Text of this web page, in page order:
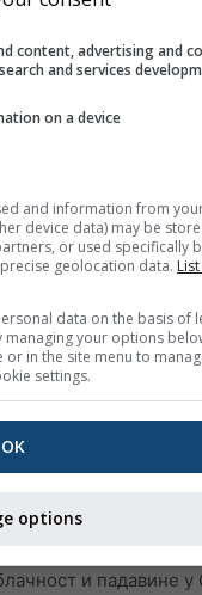
приказује податке
дневни агрегати за
више од 6 месеци
месечни агрегати.
Нудимо и сирове
нас за више
(
историјски
од 1940.
променљиве
и падавине у
content, advertising and
and services
on a device
and information from
device data) may be
or used specifically
geolocation data.
data on the basis of
your options
in the site menu to
settings.
OK
options